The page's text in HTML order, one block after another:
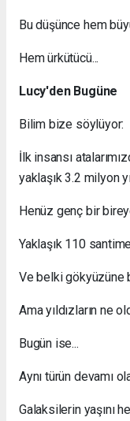
Bu düşünce hem
Hem ürkütücü...
Lucy'den Bugüne
Bilim bize söylüyor:
İlk insansı
yaklaşık 3.2 milyon
Henüz genç bir
Yaklaşık 110
Ve belki gökyüzüne
Ama yıldızların ne
Bugün ise...
Aynı türün devamı
Galaksilerin yaşını